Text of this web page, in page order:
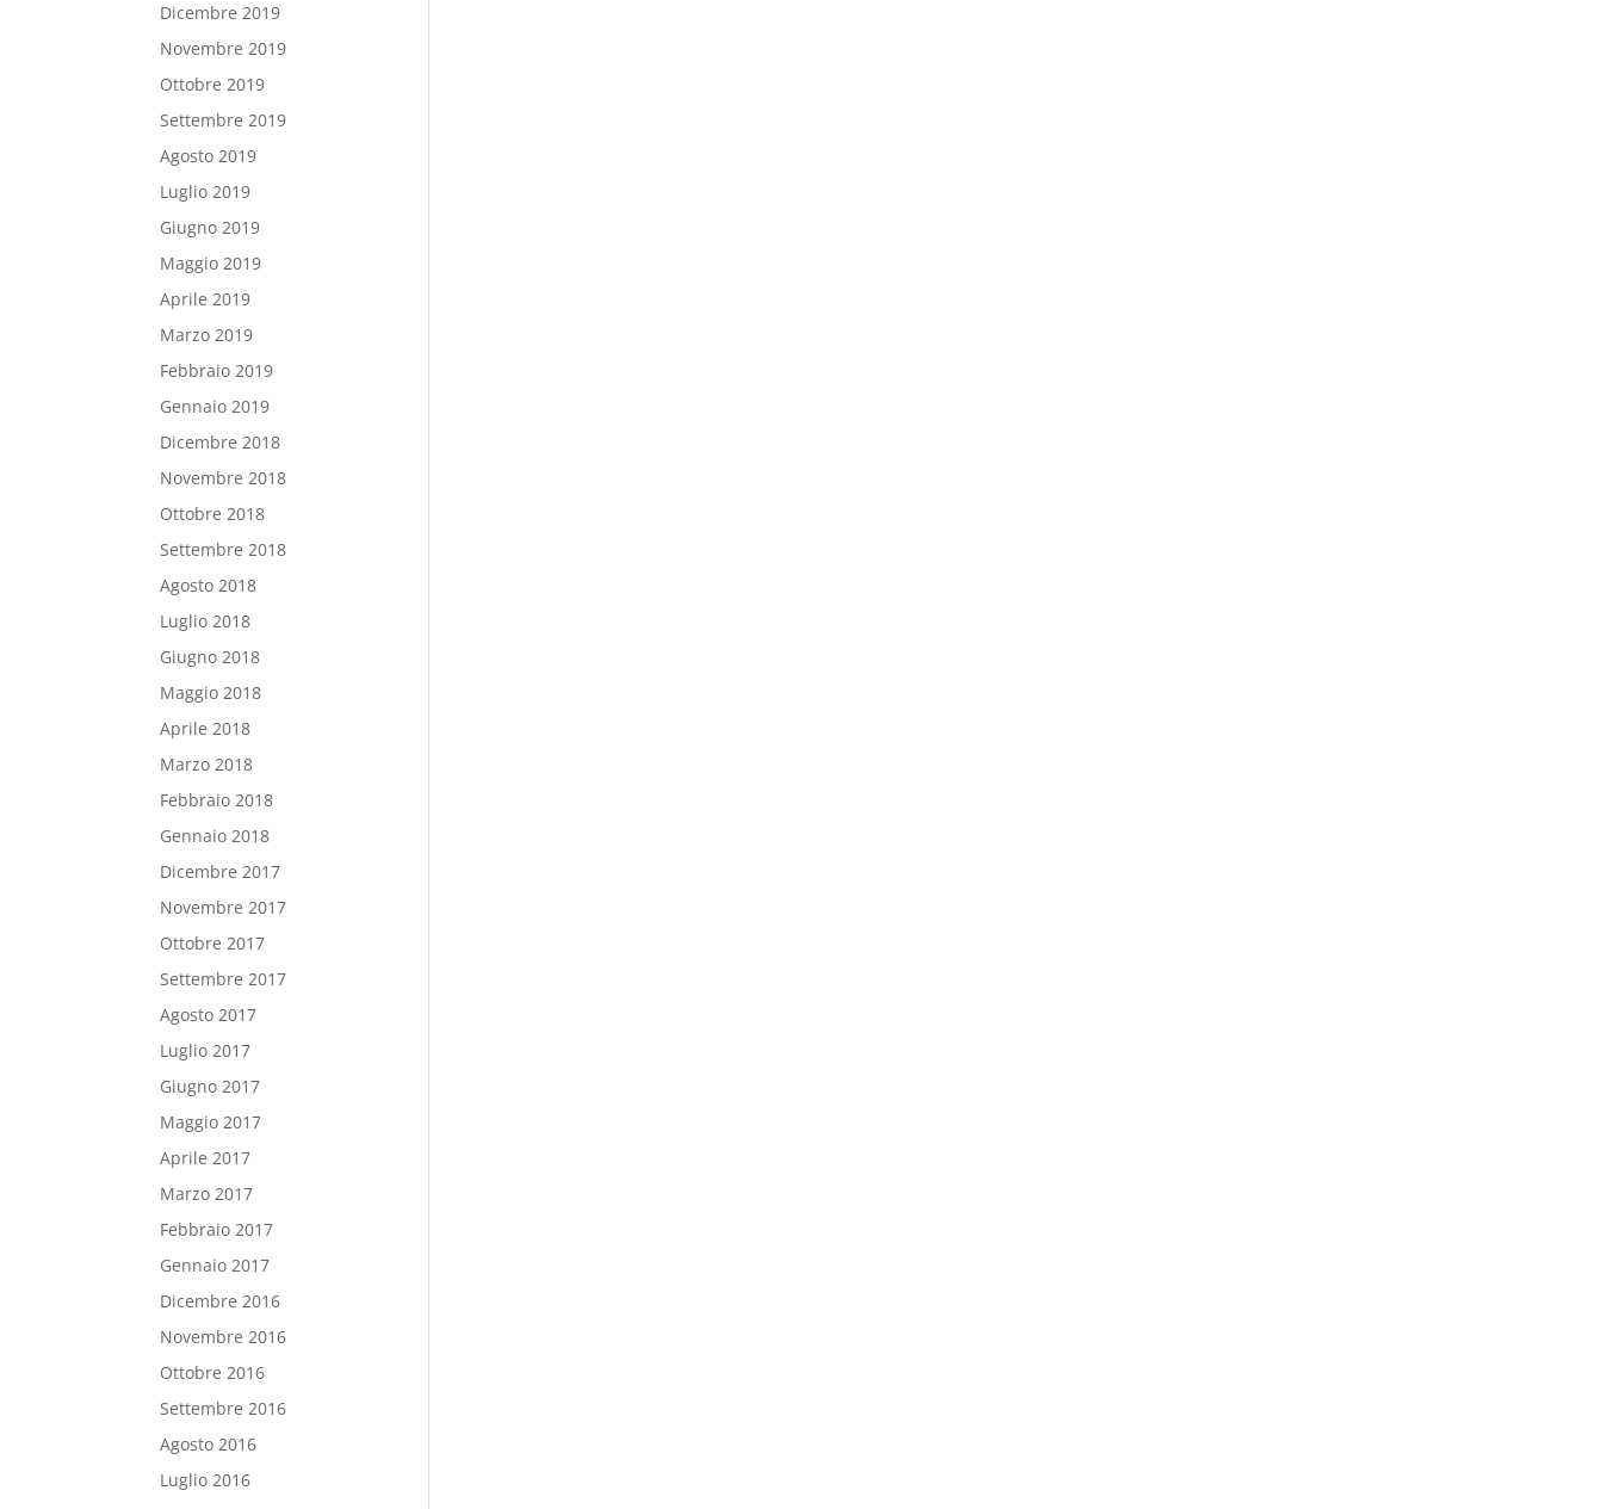
Dicembre 2019
Novembre 2019
Ottobre 2019
Settembre 2019
Agosto 2019
Luglio 2019
Giugno 2019
Maggio 2019
Aprile 2019
Marzo 2019
Febbraio 2019
Gennaio 2019
Dicembre 2018
Novembre 2018
Ottobre 2018
Settembre 2018
Agosto 2018
Luglio 2018
Giugno 2018
Maggio 2018
Aprile 2018
Marzo 2018
Febbraio 2018
Gennaio 2018
Dicembre 2017
Novembre 2017
Ottobre 2017
Settembre 2017
Agosto 2017
Luglio 2017
Giugno 2017
Maggio 2017
Aprile 2017
Marzo 2017
Febbraio 2017
Gennaio 2017
Dicembre 2016
Novembre 2016
Ottobre 2016
Settembre 2016
Agosto 2016
Luglio 2016